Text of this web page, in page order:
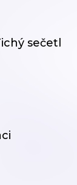
sečetl